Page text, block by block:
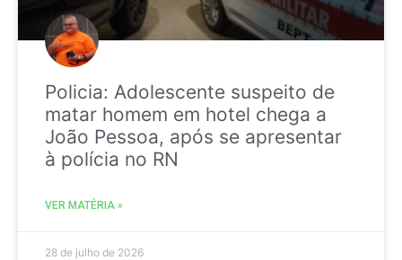
Policia: Adolescente suspeito de
matar homem em hotel chega a
João Pessoa, após se apresentar
à polícia no RN
VER MATÉRIA »
28 de julho de 2026